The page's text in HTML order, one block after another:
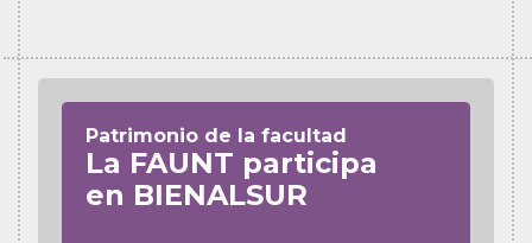
Patrimonio de la facultad
La FAUNT participa
en BIENALSUR